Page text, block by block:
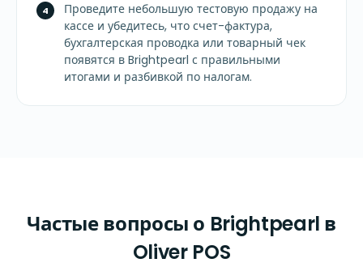
Проведите небольшую тестовую продажу на
кассе и убедитесь, что счет-фактура,
бухгалтерская проводка или товарный чек
появятся в Brightpearl с правильными
итогами и разбивкой по налогам.
Частые вопросы о Brightpearl в
Oliver POS